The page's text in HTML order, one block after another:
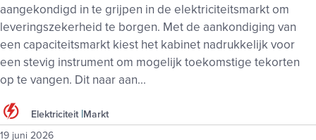
aangekondigd in te grijpen in de elektriciteitsmarkt om
leveringszekerheid te borgen. Met de aankondiging van
een capaciteitsmarkt kiest het kabinet nadrukkelijk voor
een stevig instrument om mogelijk toekomstige tekorten
op te vangen. Dit naar aan...
Elektriciteit Markt
19 juni 2026